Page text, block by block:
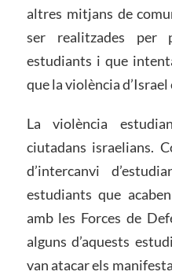
altres mitjans de
ser realitzades per
estudiants i que
que la violència
La violència
ciutadans israelians.
d’intercanvi
estudiants que
amb les Forces de
alguns d’aquests
van atacar els